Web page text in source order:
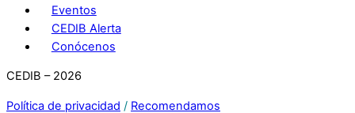
Eventos
CEDIB Alerta
Conócenos
CEDIB – 2026
Política de privacidad / Recomendamos